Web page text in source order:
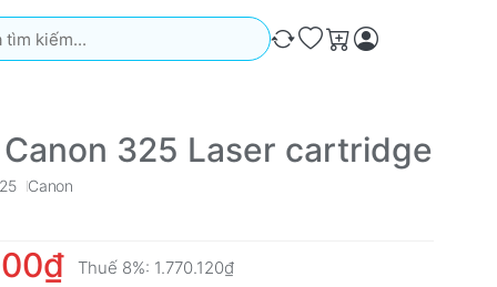
Kết quả sẽ tự động xuất hiện khi bạn nhập. Nhấn phím
So sánh
Ưa thích
Giỏ hàng
325 Laser cartridge
Canon
Thuế 8%: 1.770.120₫